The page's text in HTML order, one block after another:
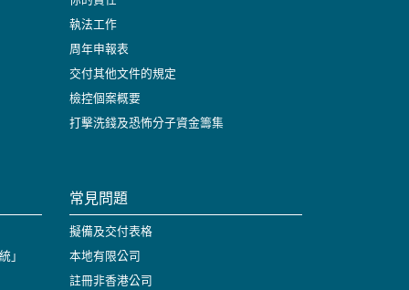
」
執法工作
周年申報表
交付其他文件的規定
檢控個案概要
打擊洗錢及恐怖分子資金籌集
常見問題
擬備及交付表格
本地有限公司
註冊非香港公司